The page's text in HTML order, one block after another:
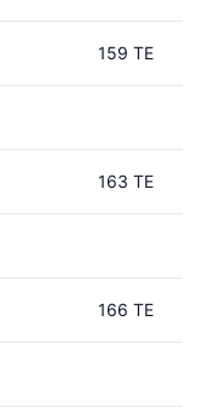
159 TE
163 TE
166 TE